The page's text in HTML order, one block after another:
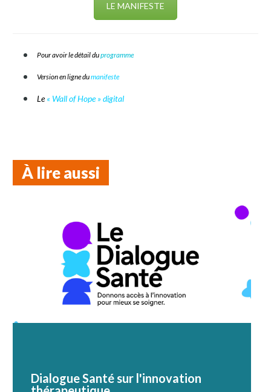
LE MANIFESTE
Pour avoir le détail duprogramme
Version en ligne dumanifeste
Le« Wall of Hope » digital
À lire aussi
Dialogue Santé sur l'innovation